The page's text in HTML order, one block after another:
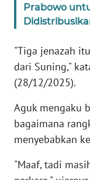
Prabowo
"Tiga jenazah
dari Suning,"
(28/12/2025).
Aguk mengaku
bagaimana
menyebabkan
"Maaf, tadi
Wahana
Regional
WN
SUMUT
WN
JAKARTA
WN
JABAR